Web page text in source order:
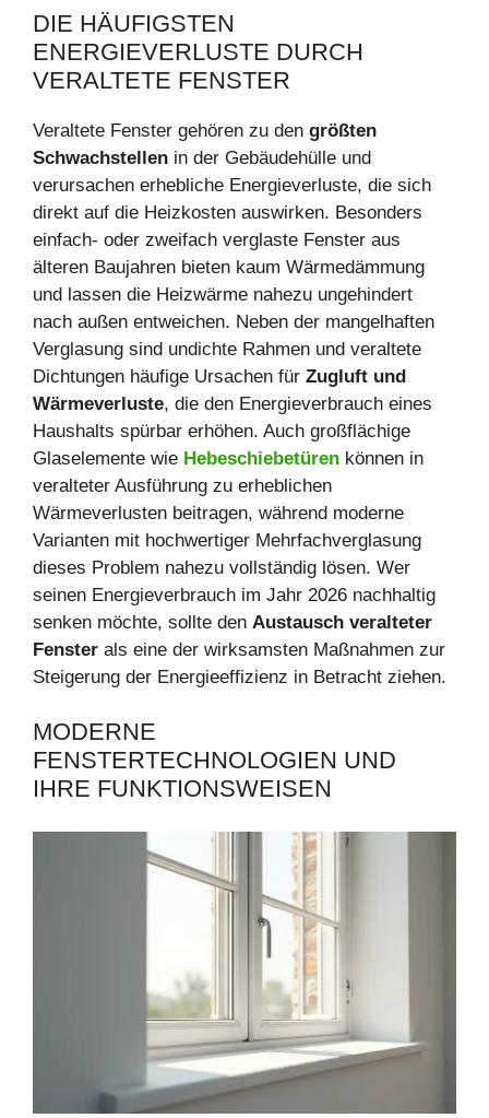
DIE HÄUFIGSTEN
ENERGIEVERLUSTE DURCH
VERALTETE FENSTER
Veraltete Fenster gehören zu den größten
Schwachstellen in der Gebäudehülle und
verursachen erhebliche Energieverluste, die sich
direkt auf die Heizkosten auswirken. Besonders
einfach- oder zweifach verglaste Fenster aus
älteren Baujahren bieten kaum Wärmedämmung
und lassen die Heizwärme nahezu ungehindert
nach außen entweichen. Neben der mangelhaften
Verglasung sind undichte Rahmen und veraltete
Dichtungen häufige Ursachen für Zugluft und
Wärmeverluste, die den Energieverbrauch eines
Haushalts spürbar erhöhen. Auch großflächige
Glaselemente wie Hebeschiebetüren können in
veralteter Ausführung zu erheblichen
Wärmeverlusten beitragen, während moderne
Varianten mit hochwertiger Mehrfachverglasung
dieses Problem nahezu vollständig lösen. Wer
seinen Energieverbrauch im Jahr 2026 nachhaltig
senken möchte, sollte den Austausch veralteter
Fenster als eine der wirksamsten Maßnahmen zur
Steigerung der Energieeffizienz in Betracht ziehen.
MODERNE
FENSTERTECHNOLOGIEN UND
IHRE FUNKTIONSWEISEN